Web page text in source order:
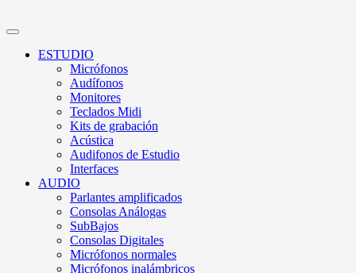
ESTUDIO
Micrófonos
Audífonos
Monitores
Teclados Midi
Kits de grabación
Acústica
Audifonos de Estudio
Interfaces
AUDIO
Parlantes amplificados
Consolas Análogas
SubBajos
Consolas Digitales
Micrófonos normales
Micrófonos inalámbricos